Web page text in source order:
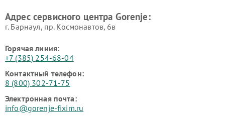
Адрес сервисного центра Gorenje:
г. Барнаул, ​пр. Космонавтов, 6в
Горячая линия:
+7 (385) 254-68-04
Контактный телефон:
8 (800) 302-71-75
Электронная почта:
info@gorenje-fixim.ru